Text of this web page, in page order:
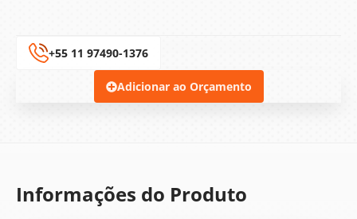
+55 11 97490-1376
Adicionar ao Orçamento
Informações do Produto